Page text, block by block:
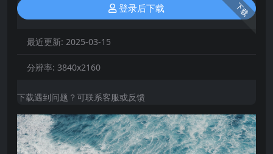
下载
登录后下载
最近更新: 2025-03-15
分辨率: 3840x2160
下载遇到问题？可联系客服或反馈